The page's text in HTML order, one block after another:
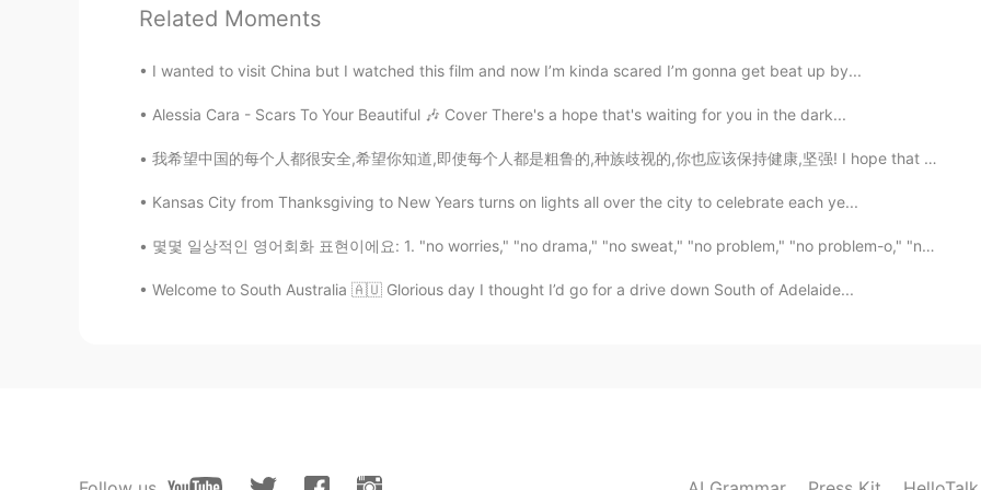
추크에서 체리 케이크와 체리 술 유명합니다.
추크에서
는 체리 케이크와 체리 술 유명합니다.
호수 큰처에는 아름다운구시 가지 가 있는데 즐겁 은산책할 수 있습니다.
샨탈 2020.04.07 04:49
@Ebbuni-sin 고마워요!
Related Moments
I wanted to visit China but I watched this film and now I’m kinda scared I’m gonna get beat up by...
Alessia Cara - Scars To Your Beautiful 🎶 Cover There's a hope that's waiting for you in the dark...
我希望中国的每个人都很安全,希望你知道,即使每个人都是粗鲁的,种族歧视的,你也应该保持健康,坚强! I hope that everyone will understand that this...
Kansas City from Thanksgiving to New Years turns on lights all over the city to celebrate each ye...
몇몇 일상적인 영어회화 표현이에요: 1. "no worries," "no drama," "no sweat," "no problem," "no problem-o," "not ...
Welcome to South Australia 🇦🇺 Glorious day I thought I’d go for a drive down South of Adelaide...